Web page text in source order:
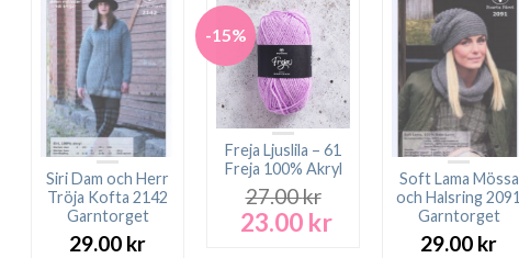
Siri Dam och Herr
Tröja Kofta 2142
Garntorget
29.00 kr
-15%
Freja Ljuslila – 61
Freja 100% Akryl
27.00kr
Det
23.00 krDet
nuvarande
Soft Lama Mössa
och Halsring 2091
Garntorget
29.00 kr